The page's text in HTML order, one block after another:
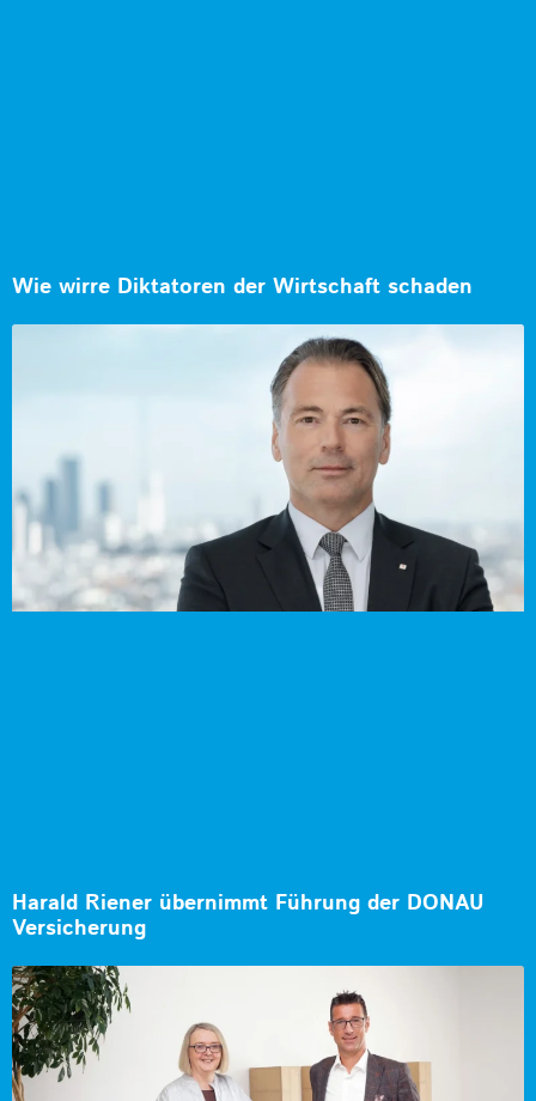
Wie wirre Diktatoren der Wirtschaft schaden
Harald Riener übernimmt Führung der DONAU
Versicherung